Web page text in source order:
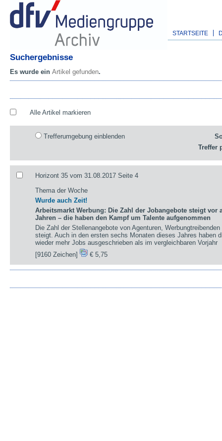
STARTSEITE
Suchergebnisse
Es wurde ein Artikel gefunden.
Alle Artikel markieren
Trefferumgebung einblenden
Treffer
Horizont 35 vom 31.08.2017 Seite 4
Thema der Woche
Wurde auch Zeit!
Arbeitsmarkt Werbung: Die Zahl der Jobangebote steigt vor
Jahren – die haben den Kampf um Talente aufgenommen
Die Zahl der Stellenangebote von Agenturen,
steigt. Auch in den ersten sechs Monaten dieses Jahres haben
wieder mehr Jobs ausgeschrieben als im vergleichbaren Vorjahr
[9160 Zeichen]
€ 5,75